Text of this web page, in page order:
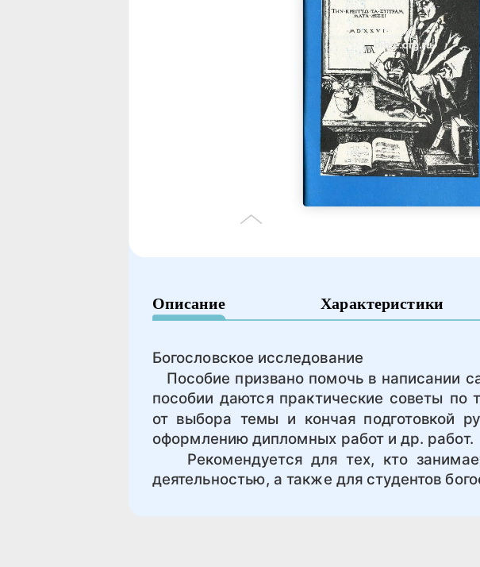
Описание Характеристики
Богословское исследование
Пособие призвано помочь в написании
пособии даются практические советы по
от выбора темы и кончая подготовкой
оформлению дипломных работ и др. работ.
Рекомендуется для тех, кто
деятельностью, а также для студентов